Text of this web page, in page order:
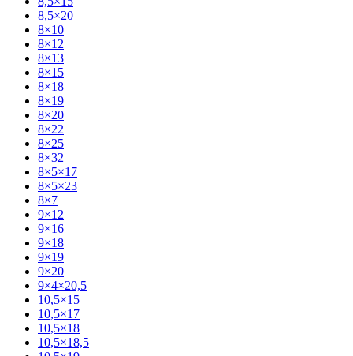
8,5×20
8×10
8×12
8×13
8×15
8×18
8×19
8×20
8×22
8×25
8×32
8×5×17
8×5×23
8×7
9×12
9×16
9×18
9×19
9×20
9×4×20,5
10,5×15
10,5×17
10,5×18
10,5×18,5